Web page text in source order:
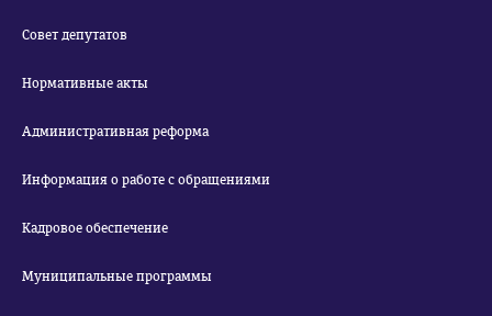
Совет депутатов
Нормативные акты
Административная реформа
Информация о работе с обращениями
Кадровое обеспечение
Муниципальные программы